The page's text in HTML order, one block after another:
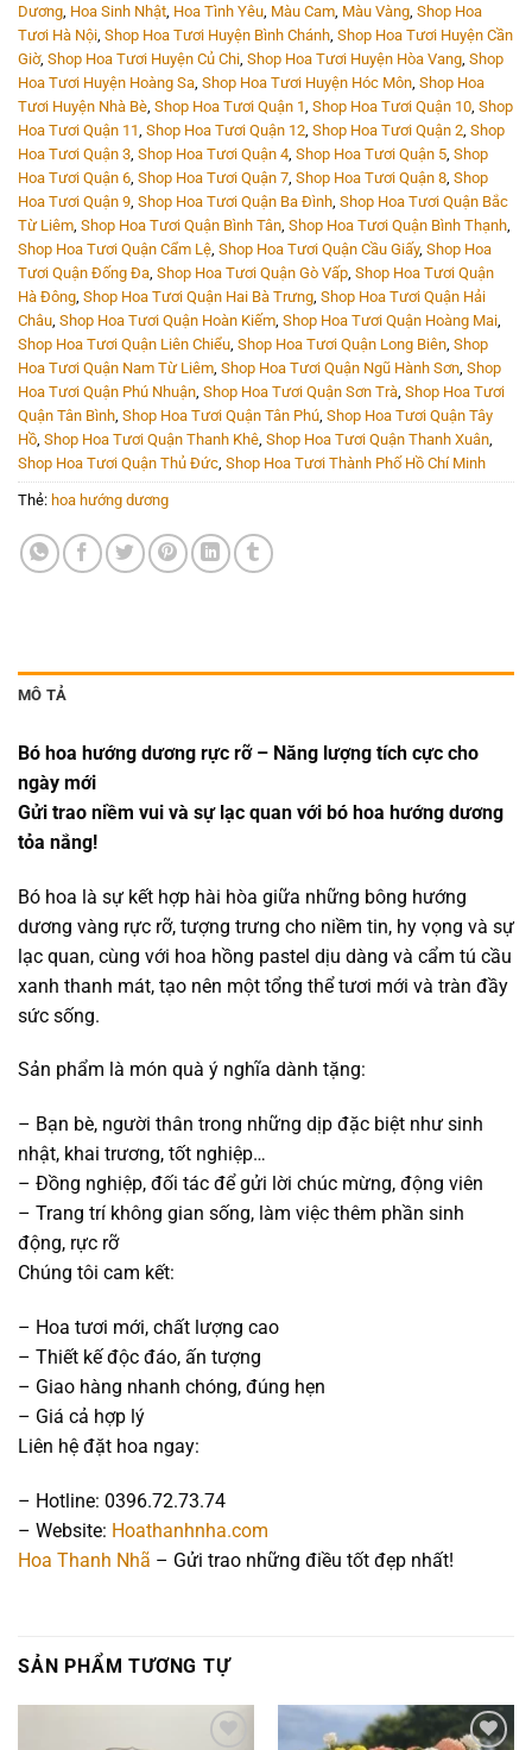
Dương Hoa Sinh Nhật Hoa Tình Yêu Màu Cam Màu Vàng Shop Hoa
Tươi Hà Nội Shop Hoa Tươi Huyện Bình Chánh Shop Hoa Tươi Huyện Cần
Giờ, Shop Hoa Tươi Huyện Củ Chi Shop Hoa Tươi Huyện Hòa Vang Shop
Hoa Tươi Huyện Hoàng Sa Shop Hoa Tươi Huyện Hóc Môn Shop Hoa
Tươi Huyện Nhà Bè Shop Hoa Tươi Quận 1 Shop Hoa Tươi Quận 10 Shop
Hoa Tươi Quận 11 Shop Hoa Tươi Quận 12 Shop Hoa Tươi Quận 2 Shop
Hoa Tươi Quận 3 Shop Hoa Tươi Quận 4 Shop Hoa Tươi Quận 5 Shop
Hoa Tươi Quận 6 Shop Hoa Tươi Quận 7 Shop Hoa Tươi Quận 8 Shop
Hoa Tươi Quận 9 Shop Hoa Tươi Quận Ba Đình Shop Hoa Tươi Quận Bắc
Từ Liêm Shop Hoa Tươi Quận Bình Tân Shop Hoa Tươi Quận Bình Thạnh
Shop Hoa Tươi Quận Cẩm Lệ Shop Hoa Tươi Quận Cầu Giấy, Shop Hoa
Tươi Quận Đống Đa Shop Hoa Tươi Quận Gò Vấp Shop Hoa Tươi Quận
Hà Đông Shop Hoa Tươi Quận Hai Bà Trưng Shop Hoa Tươi Quận Hải
Châu Shop Hoa Tươi Quận Hoàn Kiếm Shop Hoa Tươi Quận Hoàng Mai
Shop Hoa Tươi Quận Liên Chiểu Shop Hoa Tươi Quận Long Biên Shop
Hoa Tươi Quận Nam Từ Liêm Shop Hoa Tươi Quận Ngũ Hành Sơn Shop
Hoa Tươi Quận Phú Nhuận Shop Hoa Tươi Quận Sơn Trà Shop Hoa Tươi
Quận Tân Bình Shop Hoa Tươi Quận Tân Phú Shop Hoa Tươi Quận Tây
Hồ Shop Hoa Tươi Quận Thanh Khê Shop Hoa Tươi Quận Thanh Xuân
Shop Hoa Tươi Quận Thủ Đức Shop Hoa Tươi Thành Phố Hồ Chí Minh
Thẻ: hoa hướng dương
MÔ TẢ
Bó hoa hướng dương rực rỡ – Năng lượng tích cực cho
ngày mới
Gửi trao niềm vui và sự lạc quan với bó hoa hướng dương
tỏa nắng!
Bó hoa là sự kết hợp hài hòa giữa những bông hướng
dương vàng rực rỡ, tượng trưng cho niềm tin, hy vọng và sự
lạc quan, cùng với hoa hồng pastel dịu dàng và cẩm tú cầu
xanh thanh mát, tạo nên một tổng thể tươi mới và tràn đầy
sức sống.
Sản phẩm là món quà ý nghĩa dành tặng:
– Bạn bè, người thân trong những dịp đặc biệt như sinh
nhật, khai trương, tốt nghiệp…
– Đồng nghiệp, đối tác để gửi lời chúc mừng, động viên
– Trang trí không gian sống, làm việc thêm phần sinh
động, rực rỡ
Chúng tôi cam kết:
– Hoa tươi mới, chất lượng cao
– Thiết kế độc đáo, ấn tượng
– Giao hàng nhanh chóng, đúng hẹn
– Giá cả hợp lý
Liên hệ đặt hoa ngay:
– Hotline: 0396.72.73.74
– Website: Hoathanhnha.com
Hoa Thanh Nhã – Gửi trao những điều tốt đẹp nhất!
SẢN PHẨM TƯƠNG TỰ